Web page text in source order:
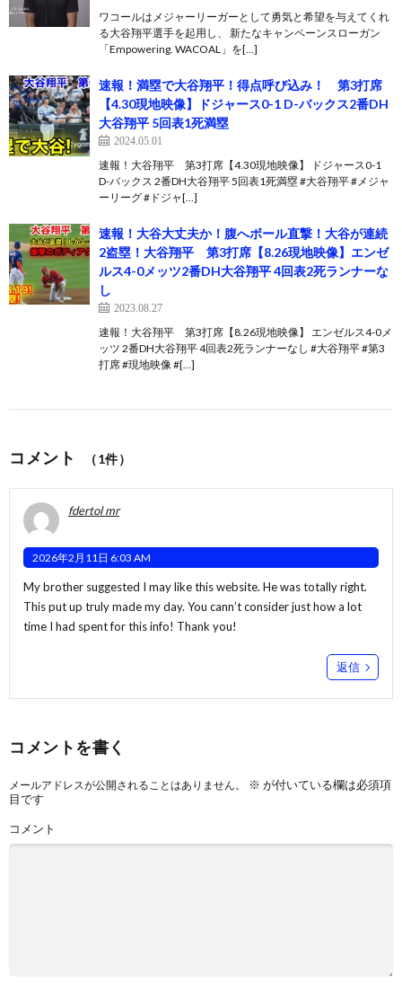
ワコールはメジャーリーガーとして勇気と希望を与えてくれ
る大谷翔平選手を起用し、 新たなキャンペーンスローガン
「Empowering. WACOAL」を[…]
速報！満塁で大谷翔平！得点呼び込み！ 第3打席
【4.30現地映像】ドジャース0-1 D-バックス2番DH
大谷翔平 5回表1死満塁
2024.05.01
速報！大谷翔平 第3打席【4.30現地映像】 ドジャース0-1
D-バックス 2番DH大谷翔平 5回表1死満塁 #大谷翔平 #メジャ
ーリーグ #ドジャ[…]
速報！大谷大丈夫か！腹へボール直撃！大谷が連続
2盗塁！大谷翔平 第3打席【8.26現地映像】エンゼ
ルス4-0メッツ2番DH大谷翔平 4回表2死ランナーな
し
2023.08.27
速報！大谷翔平 第3打席【8.26現地映像】 エンゼルス4-0メ
ッツ 2番DH大谷翔平 4回表2死ランナーなし #大谷翔平 #第3
打席 #現地映像 #[…]
コメント （1件）
fdertol mr
2026年2月11日 6:03 AM
My brother suggested I may like this website. He was totally right.
This put up truly made my day. You cann’t consider just how a lot
time I had spent for this info! Thank you!
返信
コメントを書く
メールアドレスが公開されることはありません。 ※ が付いている欄は必須項
目です
コメント